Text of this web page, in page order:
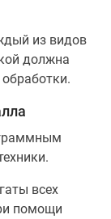
из видов
должна
всех
помощи